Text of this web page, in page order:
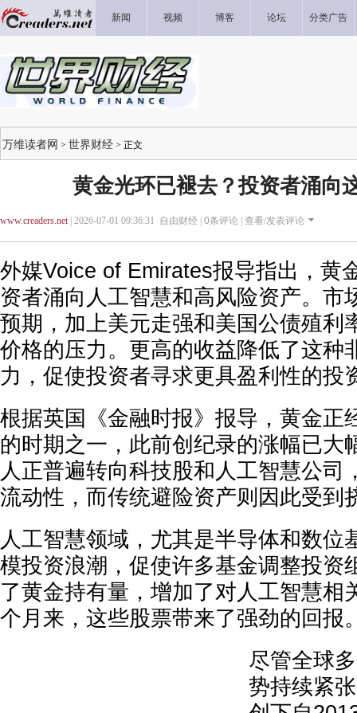
新闻 视频 博客 论坛 分类广告
万维读者网 > 世界财经 > 正文
黄金光环已褪去？投资者涌向
www.creaders.net| 2026-07-01 09:36:31 自由财经 | 0条评论 | 查看/发表评论
外媒Voice of Emirates报导指出，黄
资者涌向人工智慧和高风险资产。市
预期，加上美元走强和美国公债殖利
价格的压力。更高的收益降低了这种
力，促使投资者寻求更具盈利性的投
根据英国《金融时报》报导，黄金正
的时期之一，此前创纪录的涨幅已大
人正普遍转向科技股和人工智慧公司
流动性，而传统避险资产则因此受到
人工智慧领域，尤其是半导体和数位
模投资浪潮，促使许多基金调整投资
了黄金持有量，增加了对人工智慧相
个月来，这些股票带来了强劲的回报
尽管全球
势持续紧